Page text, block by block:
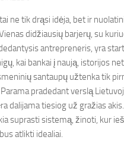
ne tik drąsi idėja, bet ir
didžiausių barjerų, su
antrepreneris, yra
kai bankai į naują, istorijos
santaupų užtenka tik
pradedant verslą
dalijama tiesiog už gražias
suprasti sistemą, žinoti, kur
atlikti idealiai.